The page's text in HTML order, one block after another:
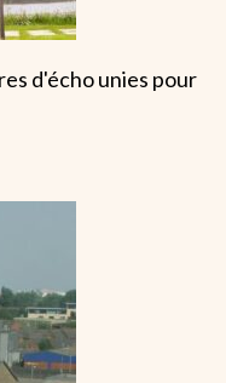
d'écho unies pour